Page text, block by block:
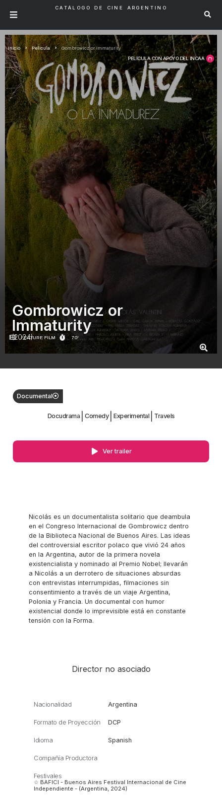
CATÁLOGO DE CINE ARGENTINO
PELÍCULA CON APOYO DEL INCAA
Inicio Pelicula Gombrowicz or Immaturity
FEATURE FILM 70'
Gombrowicz or
Immaturity
(2024)
Documental
Docudrama Comedy Experimental Travels
Ver trailer
Nicolás es un documentalista solitario que deambula
en el Congreso Internacional de Gombrowicz dentro
de la Biblioteca Nacional de Buenos Aires. Las ideas
del controversial escritor polaco que vivió 24 años
en la Argentina, autor de la primera novela
existencialista y nominado al Premio Nobel; llevarán
a Nicolás a un derrotero de situaciones absurdas
con entrevistas interrumpidas, filmaciones sin
consentimiento a través de un viaje Argentina,
Polonia y Francia. Un documental con humor
existencial donde lo imprevisible está en constante
tensión con la Forma.
Director no asociado
Nacionalidad Argentina
Formato de Proyección DCP
Idioma Spanish
Compañía Productora
Festivales
☆ BAFICI - Buenos Aires Festival Internacional de Cine
Independiente - (Argentina, 2024)